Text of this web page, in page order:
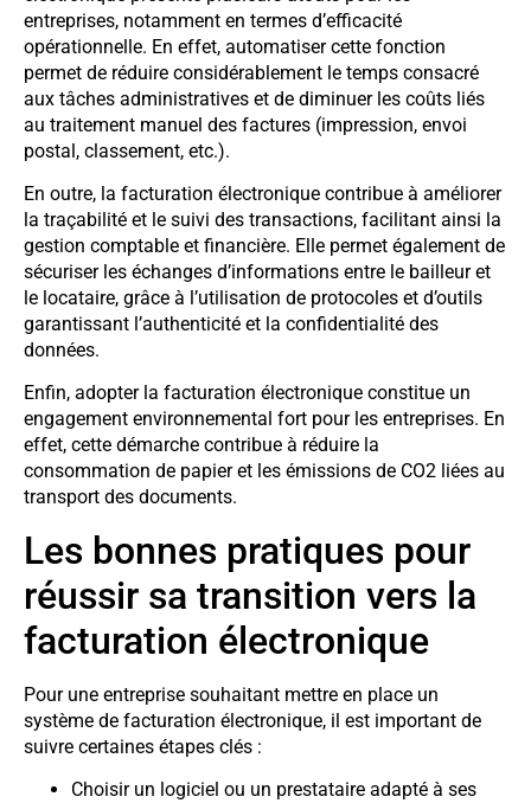
entreprises, notamment en termes d’efficacité
opérationnelle. En effet, automatiser cette fonction
permet de réduire considérablement le temps consacré
aux tâches administratives et de diminuer les coûts liés
au traitement manuel des factures (impression, envoi
postal, classement, etc.).
En outre, la facturation électronique contribue à améliorer
la traçabilité et le suivi des transactions, facilitant ainsi la
gestion comptable et financière. Elle permet également de
sécuriser les échanges d’informations entre le bailleur et
le locataire, grâce à l’utilisation de protocoles et d’outils
garantissant l’authenticité et la confidentialité des
données.
Enfin, adopter la facturation électronique constitue un
engagement environnemental fort pour les entreprises. En
effet, cette démarche contribue à réduire la
consommation de papier et les émissions de CO2 liées au
transport des documents.
Les bonnes pratiques pour
réussir sa transition vers la
facturation électronique
Pour une entreprise souhaitant mettre en place un
système de facturation électronique, il est important de
suivre certaines étapes clés :
Choisir un logiciel ou un prestataire adapté à ses